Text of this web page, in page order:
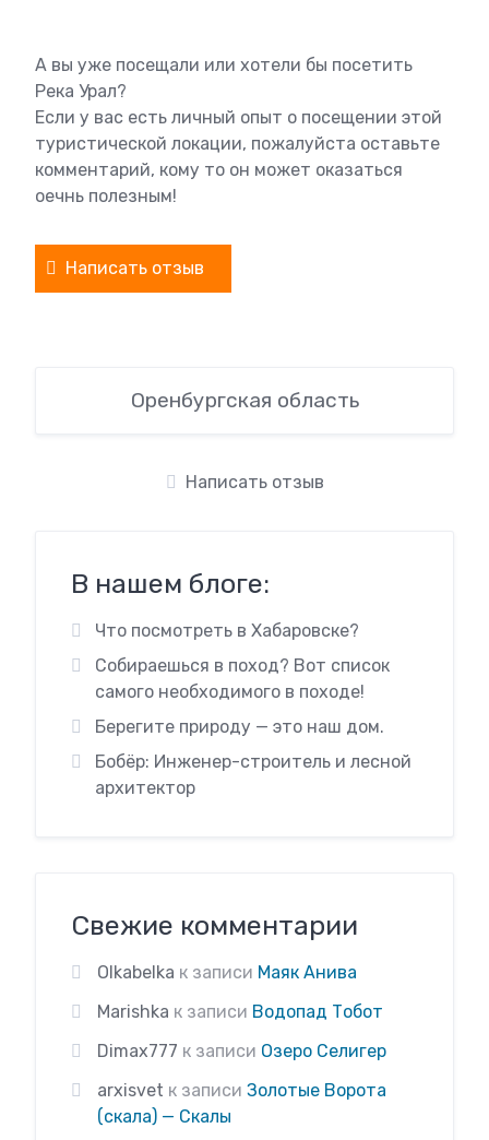
А вы уже посещали или хотели бы посетить
Река Урал?
Если у вас есть личный опыт о посещении этой
туристической локации, пожалуйста оставьте
комментарий, кому то он может оказаться
оечнь полезным!
Написать отзыв
Оренбургская область
Написать отзыв
В нашем блоге:
Что посмотреть в Хабаровске?
Собираешься в поход? Вот список
самого необходимого в походе!
Берегите природу — это наш дом.
Бобёр: Инженер-строитель и лесной
архитектор
Свежие комментарии
Olkabelka к записи Маяк Анива
Marishka к записи Водопад Тобот
Dimax777 к записи Озеро Селигер
arxisvet к записи Золотые Ворота
(скала) — Скалы